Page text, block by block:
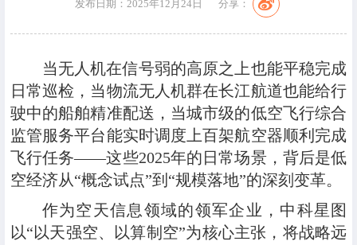
发布日期：2025年12月24日 分享：
当无人机在信号弱的高原之上也能平稳完成
日常巡检，当物流无人机群在长江航道也能给行
驶中的船舶精准配送，当城市级的低空飞行综合
监管服务平台能实时调度上百架航空器顺利完成
飞行任务——这些2025年的日常场景，背后是低
空经济从“概念试点”到“规模落地”的深刻变革。
作为空天信息领域的领军企业，中科星图
以“以天强空、以算制空”为核心主张，将战略远